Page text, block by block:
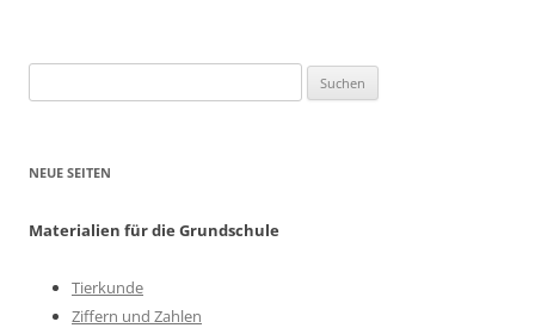
nach:
NEUE SEITEN
Materialien für die Grundschule
Tierkunde
Ziffern und Zahlen